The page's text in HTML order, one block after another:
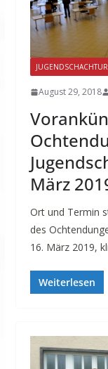
August 29, 2018
März
Ort und Termin
des
16. März 2019,
Weiterlesen